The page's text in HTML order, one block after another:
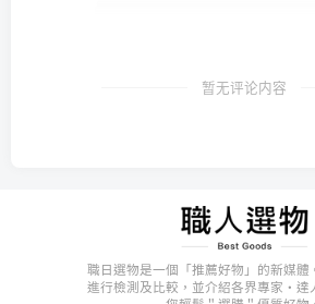
暂无评论内容
職日選物是一個「推薦好物」的新媒體
進行檢測及比較，並介紹各界專家・達